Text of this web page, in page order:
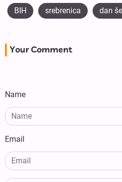
BIH srebrenica dan
Your Comment
Name
Email